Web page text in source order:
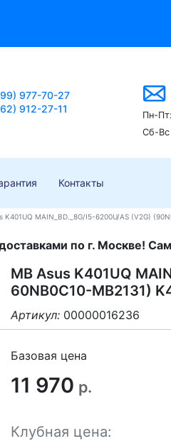
977-70-27
912-27-11
Пн-
Сб-Вс
Контакты
K401UQ MAIN_BD._8G/I5-6200U/AS (V2G)
по г. Москве!
MB Asus K401UQ
60NB0C10-MB2131)
Артикул: 00000016236
Базовая цена
11 970 р.
Клубная цена: